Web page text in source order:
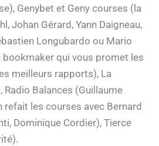
Genybet et Geny courses (la
Johan Gérard, Yann Daigneau,
Longubardo ou Mario
qui vous promet les
meilleurs rapports), La
Radio Balances (Guillaume
refait les courses avec Bernard
Dominique Cordier), Tierce